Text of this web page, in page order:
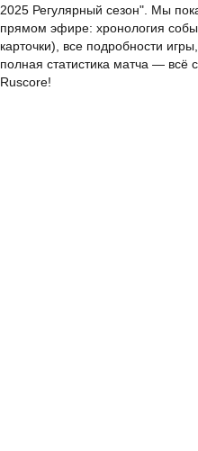
2025 Регулярный сезон". Мы
прямом эфире: хронология
карточки), все подробности
полная статистика матча — всё
Ruscore!